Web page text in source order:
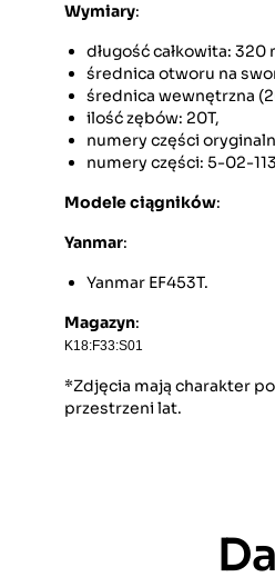
Wymiary:
długość całkowita: 320
średnica otworu na
średnica wewnętrzna
ilość zębów: 20T,
numery części
numery części: 5-02-
Modele ciągników:
Yanmar:
Yanmar EF453T.
Magazyn:
K18:F33:S01
*Zdjęcia mają charakter
przestrzeni lat.